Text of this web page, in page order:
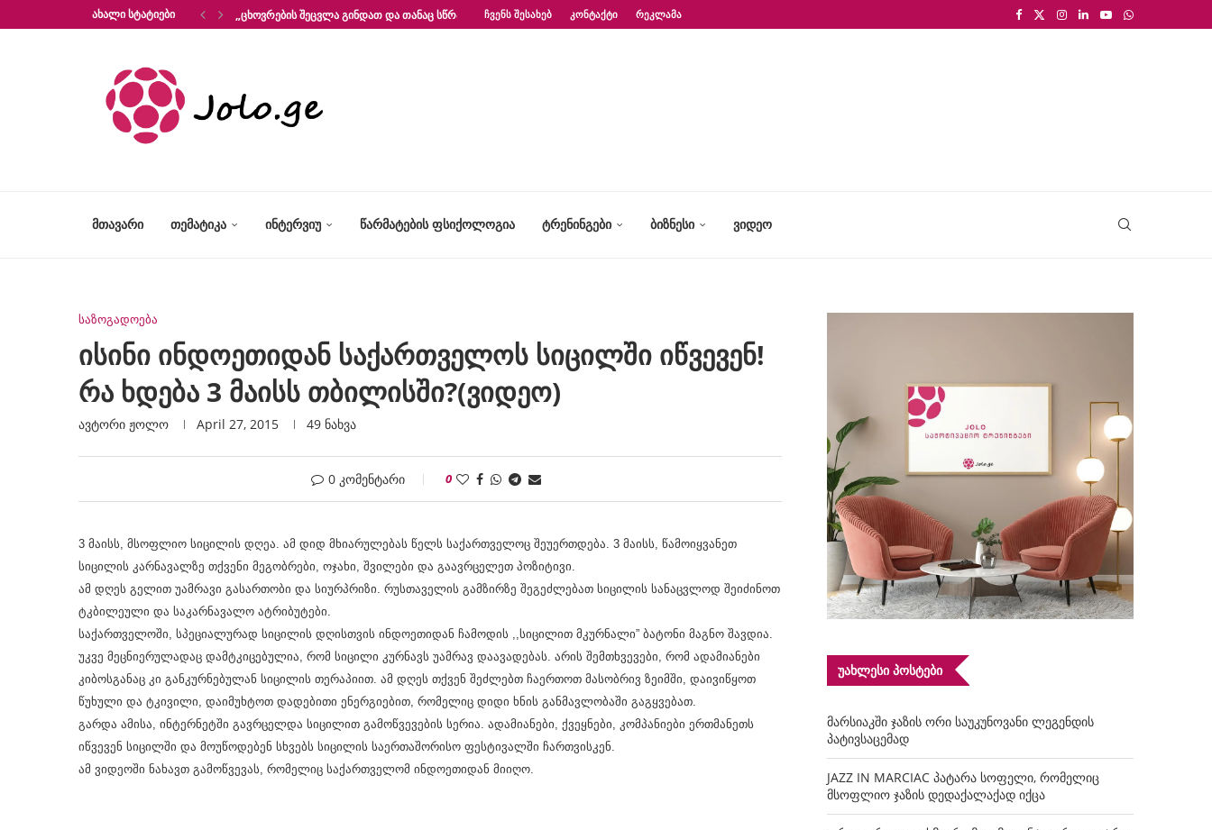
ᲐᲮᲐᲚᲘ ᲡᲢᲐᲢᲘᲔᲑᲘ „ᲪᲮᲝᲕᲠᲔᲑᲘᲡ ᲨᲔᲪᲕᲚᲐ ᲒᲘᲜᲓᲐᲗ ᲓᲐ ᲗᲐᲜᲐᲪ ᲡᲬᲠᲐᲤᲐᲓ?“ – ᲤᲡᲘᲥᲝᲚᲝᲒᲘᲡ...
ᲩᲕᲔᲜᲡ ᲨᲔᲡᲐᲮᲔᲑ ᲙᲝᲜᲢᲐᲥᲢᲘ ᲠᲔᲙᲚᲐᲛᲐ
ᲛᲗᲐᲕᲐᲠᲘ ᲗᲔᲛᲐᲢᲘᲙᲐ ᲘᲜᲢᲔᲠᲕᲘᲣ ᲬᲐᲠᲛᲐᲢᲔᲑᲘᲡ ᲤᲡᲘᲥᲝᲚᲝᲒᲘᲐ ᲢᲠᲔᲜᲘᲜᲒᲔᲑᲘ ᲑᲘᲖᲜᲔᲡᲘ ᲕᲘᲓᲔᲝ
საზოგადოება
ისინი ინდოეთიდან საქართველოს სიცილში იწვევენ!
რა ხდება 3 მაისს თბილისში?(ვიდეო)
ავტორი Ჟოლო April 27, 2015 49 ნახვა
0 კომენტარი 0
3 მაისს, მსოფლიო სიცილის დღეა. ამ დიდ მხიარულებას წელს საქართველოც შეუერთდება. 3 მაისს, წამოიყვანეთ
სიცილის კარნავალზე თქვენი მეგობრები, ოჯახი, შვილები და გაავრცელეთ პოზიტივი.
ამ დღეს გელით უამრავი გასართობი და სიურპრიზი. რუსთაველის გამზირზე შეგეძლებათ სიცილის სანაცვლოდ შეიძინოთ
ტკბილეული და საკარნავალო ატრიბუტები.
საქართველოში, სპეციალურად სიცილის დღისთვის ინდოეთიდან ჩამოდის ,,სიცილით მკურნალი” ბატონი მაგნო შავდია.
უკვე მეცნიერულადაც დამტკიცებულია, რომ სიცილი კურნავს უამრავ დაავადებას. არის შემთხვევები, რომ ადამიანები
კიბოსგანაც კი განკურნებულან სიცილის თერაპიით. ამ დღეს თქვენ შეძლებთ ჩაერთოთ მასობრივ ზეიმში, დაივიწყოთ
წუხული და ტკივილი, დაიმუხტოთ დადებითი ენერგიებით, რომელიც დიდი ხნის განმავლობაში გაგყვებათ.
გარდა ამისა, ინტერნეტში გავრცელდა სიცილით გამოწვევების სერია. ადამიანები, ქვეყნები, კომპანიები ერთმანეთს
იწვევენ სიცილში და მოუწოდებენ სხვებს სიცილის საერთაშორისო ფესტივალში ჩართვისკენ.
ამ ვიდეოში ნახავთ გამოწვევას, რომელიც საქართველომ ინდოეთიდან მიიღო.
ᲣᲐᲮᲚᲔᲡᲘ ᲞᲝᲡᲢᲔᲑᲘ
მარსიაკში ჯაზის ორი საუკუნოვანი ლეგენდის
პატივსაცემად
JAZZ IN MARCIAC პატარა სოფელი, რომელიც
მსოფლიო ჯაზის დედაქალაქად იქცა